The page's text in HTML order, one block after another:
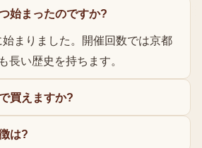
始まったのですか?
まりました。開催回数では京都
長い歴史を持ちます。
買えますか?
は?